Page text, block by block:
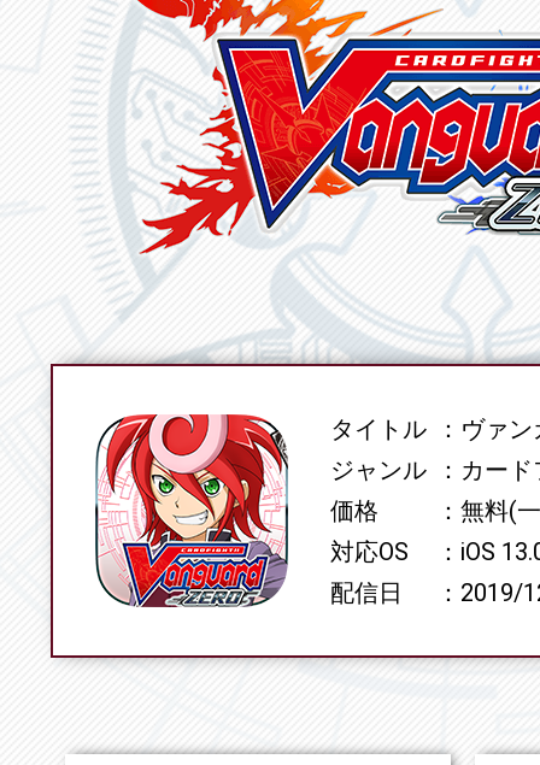
SPECタイトル
ヴァン
ジャンル
カード
価格
無料(
対応OS
iOS
配信日
2019/